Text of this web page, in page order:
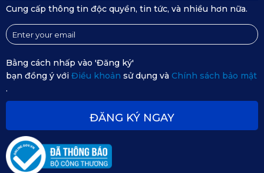
Cung cấp thông tin độc quyền, tin tức, và nhiều hơn nữa.
Bằng cách nhấp vào 'Đăng ký'
bạn đồng ý với Điều khoản sử dụng và Chính sách bảo mật
.
ĐĂNG KÝ NGAY